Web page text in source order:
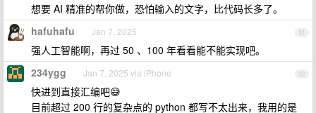
想要 AI 精准的帮你做，恐怕输入的文字，比代码长多了。
31
hafuhafu Jan 7, 2025
强人工智能啊，再过 50 、100 年看看能不能实现吧。
32
234ygg Jan 7, 2025 via iPhone
快进到直接汇编吧😅
目前超过 200 行的复杂点的 python 都写不太出来，我用的是